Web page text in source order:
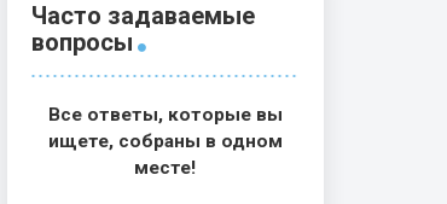
Часто задаваемые
вопросы
Все ответы, которые вы
ищете, собраны в одном
месте!